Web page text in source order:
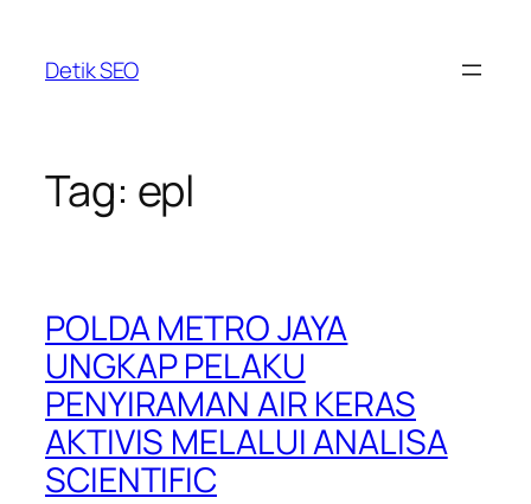
content
Detik SEO
Tag: epl
POLDA METRO JAYA
UNGKAP PELAKU
PENYIRAMAN AIR KERAS
AKTIVIS MELALUI ANALISA
SCIENTIFIC